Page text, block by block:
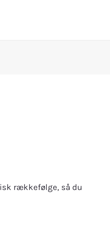
rækkefølge, så du